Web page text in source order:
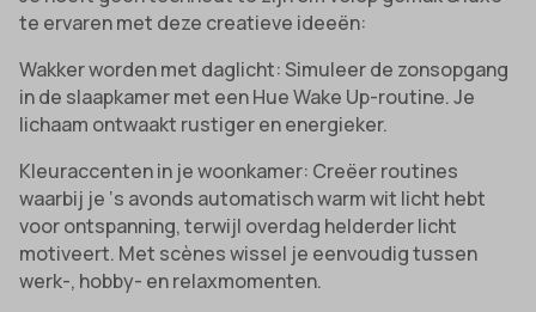
te ervaren met deze creatieve ideeën:
Wakker worden met daglicht: Simuleer de zonsopgang
in de slaapkamer met een Hue Wake Up-routine. Je
lichaam ontwaakt rustiger en energieker.
Kleuraccenten in je woonkamer: Creëer routines
waarbij je ‘s avonds automatisch warm wit licht hebt
voor ontspanning, terwijl overdag helderder licht
motiveert. Met scènes wissel je eenvoudig tussen
werk-, hobby- en relaxmomenten.